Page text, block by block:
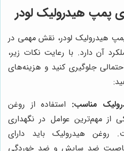
پمپ هیدرولیک لودر
هیدرولیک لودر، نقش مهمی در
آن دارد. با رعایت نکات زیر،
جلوگیری کنید و هزینه‌های
مناسب: استفاده از روغن
از مهم‌ترین عوامل در نگهداری
روغن هیدرولیک باید دارای
خاصیت ضد سایش و ضد خوردگی